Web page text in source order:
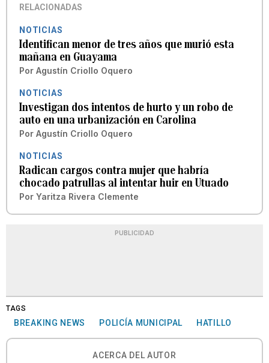
RELACIONADAS
NOTICIAS
Identifican menor de tres años que murió esta
mañana en Guayama
Por Agustín Criollo Oquero
NOTICIAS
Investigan dos intentos de hurto y un robo de
auto en una urbanización en Carolina
Por Agustín Criollo Oquero
NOTICIAS
Radican cargos contra mujer que habría
chocado patrullas al intentar huir en Utuado
Por Yaritza Rivera Clemente
PUBLICIDAD
TAGS
BREAKING NEWS POLICÍA MUNICIPAL HATILLO
ACERCA DEL AUTOR